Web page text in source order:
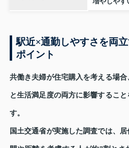
駅近×通勤しやすさを両
ポイント
共働き夫婦が住宅購入を考える場
と生活満足度の両方に影響するこ
す。
国土交通省が実施した調査では、